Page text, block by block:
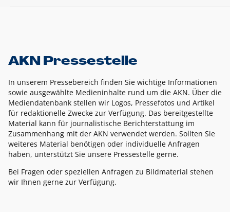
AKN Pressestelle
In unserem Pressebereich finden Sie wichtige Informationen
sowie ausgewählte Medieninhalte rund um die AKN. Über die
Mediendatenbank stellen wir Logos, Pressefotos und Artikel
für redaktionelle Zwecke zur Verfügung. Das bereitgestellte
Material kann für journalistische Berichterstattung im
Zusammenhang mit der AKN verwendet werden. Sollten Sie
weiteres Material benötigen oder individuelle Anfragen
haben, unterstützt Sie unsere Pressestelle gerne.
Bei Fragen oder speziellen Anfragen zu Bildmaterial stehen
wir Ihnen gerne zur Verfügung.